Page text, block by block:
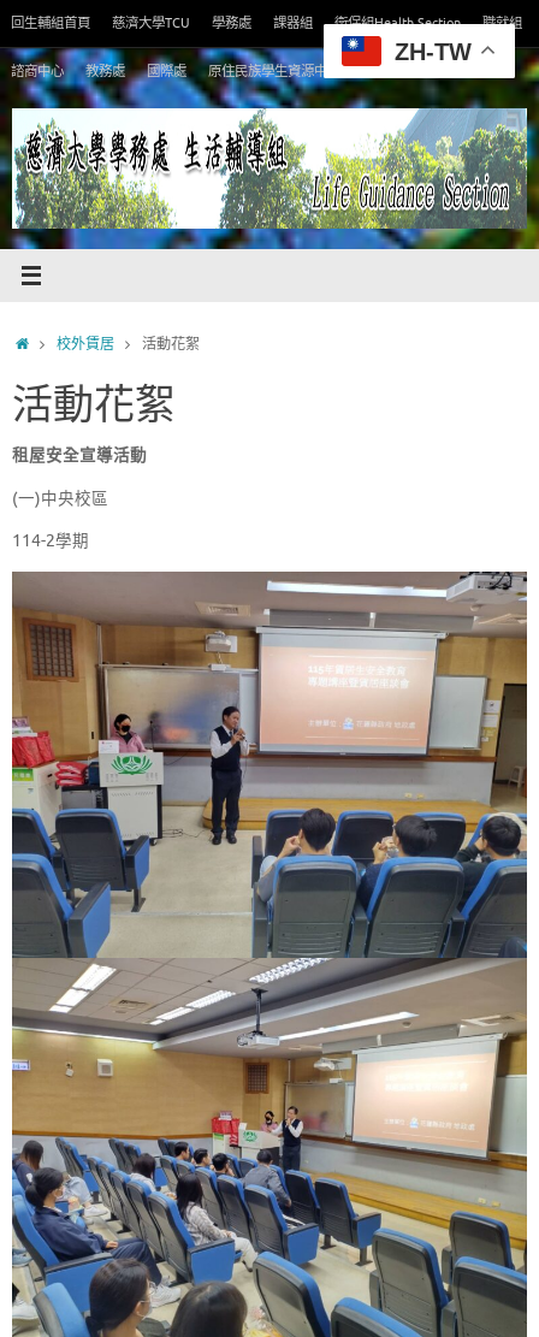
Skip
content
回生輔組首頁 慈濟大學TCU 學務處 課器組 衛保組Health Section 職就組
諮商中心 教務處 國際處 原住民族學生資源中心
Home校外賃居 活動花絮
活動花絮
租屋安全宣導活動
(一)中央校區
114-2學期
ZH-TW